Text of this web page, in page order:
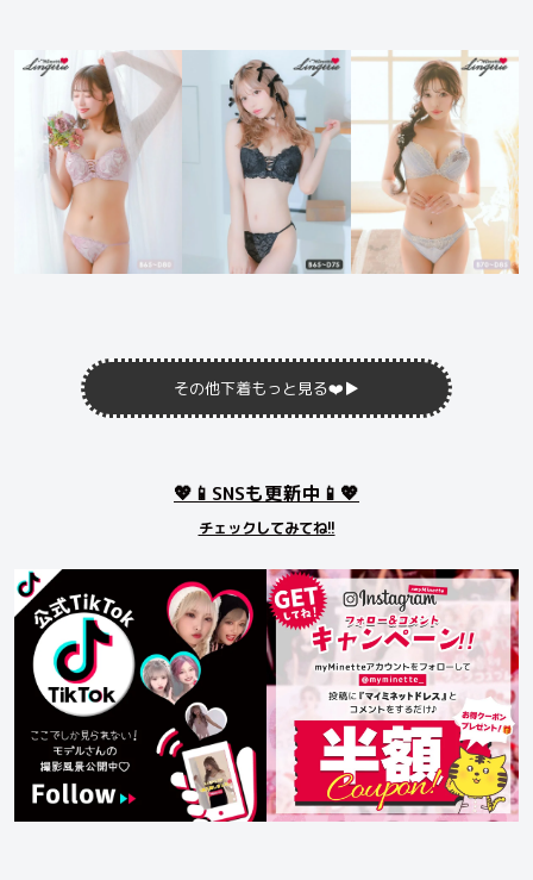
その他下着もっと見る❤️▶︎
💖📱SNSも更新中📱💖
チェックしてみてね!!